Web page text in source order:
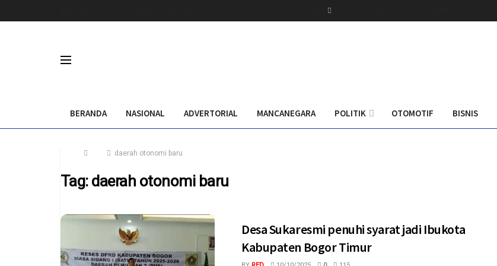
BERANDA NASIONAL ADVERTORIAL MANCANEGARA POLITIK OTOMOTIF BISNIS
daerah otonomi baru
Tag: daerah otonomi baru
Desa Sukaresmi penuhi syarat jadi Ibukota
Kabupaten Bogor Timur